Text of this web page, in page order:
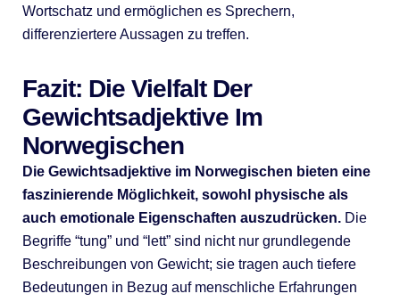
Wortschatz und ermöglichen es Sprechern,
differenziertere Aussagen zu treffen.
Fazit: Die Vielfalt Der
Gewichtsadjektive Im
Norwegischen
Die Gewichtsadjektive im Norwegischen bieten eine
faszinierende Möglichkeit, sowohl physische als
auch emotionale Eigenschaften auszudrücken.Die
Begriffe “tung” und “lett” sind nicht nur grundlegende
Beschreibungen von Gewicht; sie tragen auch tiefere
Bedeutungen in Bezug auf menschliche Erfahrungen